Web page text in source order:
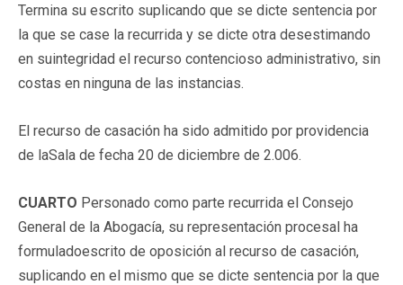
Termina su escrito suplicando que se dicte sentencia por
la que se case la recurrida y se dicte otra desestimando
en suintegridad el recurso contencioso administrativo, sin
costas en ninguna de las instancias.
El recurso de casación ha sido admitido por providencia
de laSala de fecha 20 de diciembre de 2.006.
CUARTO Personado como parte recurrida el Consejo
General de la Abogacía, su representación procesal ha
formuladoescrito de oposición al recurso de casación,
suplicando en el mismo que se dicte sentencia por la que